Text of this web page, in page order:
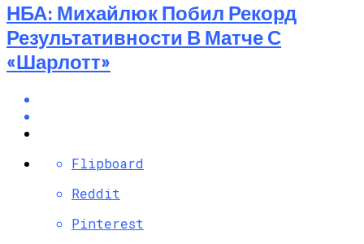
НБА: Михайлюк Побил Рекорд
Результативности В Матче С
«Шарлотт»
Flipboard
Reddit
Pinterest